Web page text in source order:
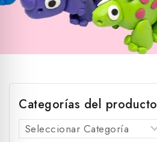
Categorías del producto